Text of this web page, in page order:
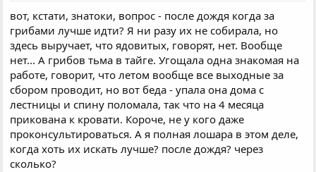
вот, кстати, знатоки, вопрос - после дождя когда за
грибами лучше идти? Я ни разу их не собирала, но
здесь выручает, что ядовитых, говорят, нет. Вообще
нет... А грибов тьма в тайге. Угощала одна знакомая на
работе, говорит, что летом вообще все выходные за
сбором проводит, но вот беда - упала она дома с
лестницы и спину поломала, так что на 4 месяца
прикована к кровати. Короче, не у кого даже
проконсультироваться. А я полная лошара в этом деле,
когда хоть их искать лучше? после дождя? через
сколько?